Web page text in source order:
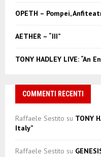
OPETH – Pompei,
AETHER – “III”
TONY HADLEY LIVE: “An
COMMENTI RECENTI
Raffaele Sestito su TONY
Italy”
Raffaele Sestito su